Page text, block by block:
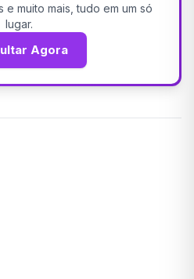
e muito mais, tudo em um só
lugar.
Agora